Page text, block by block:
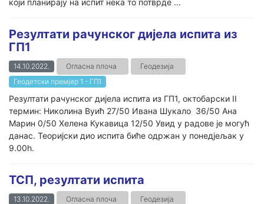
који планирају на испит нека то потврде ...
Резултати рачунског дијела испита из
ГП1
14.10.2022. Огласна плоча
Геодезија
Геодетски премјер 1 - ГП1
Резултати рачунског дијела испита из ГП1, октобарски II
термин: Николина Вуић 27/50 Ивана Шукало 36/50 Ана
Марин 0/50 Хелена Кукавица 12/50 Увид у радове је могућ
данас. Теоријски дио испита биће одржан у понедјељак у
9.00h.
ТСП, резултати испита
13.10.2022. Огласна плоча
Геодезија